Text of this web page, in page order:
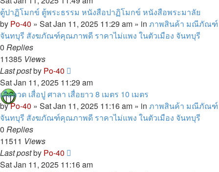
ตู้ปาฏิโมกข์ ตู้พระธรรม หนังสือปาฏิโมกข์ หนังสือพระมาลัย
by Po-40 » Sat Jan 11, 2025 11:29 am » in ภาพสินค้า มณีภัณฑ์
จันทบุรี สังฆภัณฑ์คุณภาพดี ราคาไม่แพง ในตัวเมือง จันทบุรี
0 Replies
11385 Views
Last postby Po-40
Sat Jan 11, 2025 11:29 am
เสื่อลวด เสื่อปู ศาลา เสื่อยาว 8 เมตร 10 เมตร
byPo-40 » Sat Jan 11, 2025 11:16 am » in ภาพสินค้า มณีภัณฑ์
จันทบุรี สังฆภัณฑ์คุณภาพดี ราคาไม่แพง ในตัวเมือง จันทบุรี
0 Replies
11511 Views
Last postby Po-40
Sat Jan 11, 2025 11:16 am